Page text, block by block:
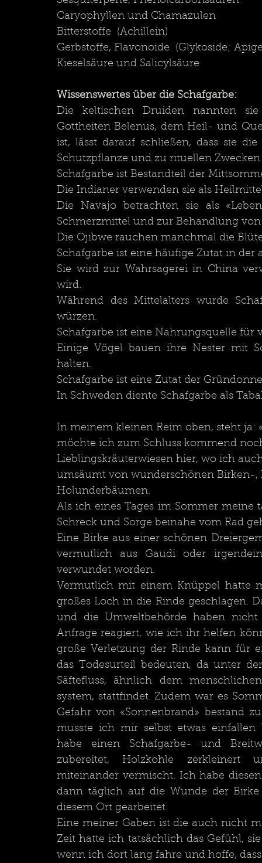
Caryophyllen und Chamazulen
Bitterstoffe  (Achillein)
Kieselsäure und Salicylsäure
Wissenswertes über die Schafgarbe:
Die keltischen Druiden nannten
Gottheiten Belenus, dem Heil- und
ist, lässt darauf schließen, dass sie
Schutzpflanze und zu rituellen
Schafgarbe ist Bestandteil der
Die Navajo betrachten sie als
Die Ojibwe rauchen manchmal die
Schafgarbe ist eine häufige Zutat in
Sie wird zur Wahrsagerei in China
wird.
Während des Mittelalters wurde
würzen.
Schafgarbe ist eine Nahrungsquelle für
Einige Vögel bauen ihre Nester mit
Schafgarbe ist eine Zutat der
In Schweden diente Schafgarbe als
In meinem kleinen Reim oben, steht ja:
möchte ich zum Schluss kommend
Lieblingskräuterwiesen hier, wo ich
umsäumt von wunderschönen Birken-
Holunderbäumen.
Als ich eines Tages im Sommer meine
Schreck und Sorge beinahe vom Rad
Eine Birke aus einer schönen
vermutlich aus Gaudi oder
Vermutlich mit einem Knüppel hatte
großes Loch in die Rinde geschlagen.
und die Umweltbehörde haben
Anfrage reagiert, wie ich ihr helfen
große Verletzung der Rinde kann für
das Todesurteil bedeuten, da unter
Säftefluss, ähnlich dem
system, stattfindet. Zudem war es
Gefahr von «Sonnenbrand» bestand
musste ich mir selbst etwas einfallen
habe einen Schafgarbe- und
zubereitet, Holzkohle zerkleinert
miteinander vermischt. Ich habe diesen
dann täglich auf die Wunde der
diesem Ort gearbeitet.
Eine meiner Gaben ist die auch nicht
Zeit hatte ich tatsächlich das Gefühl,
wenn ich dort lang fahre und hoffe,